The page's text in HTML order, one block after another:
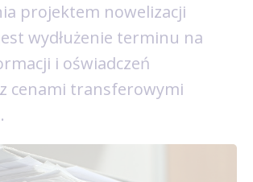
projektem nowelizacji
wydłużenie terminu na
i oświadczeń
cenami transferowymi